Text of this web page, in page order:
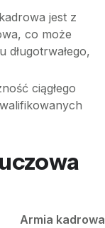
jest z
co może
ciągłego
Armia kadrowa